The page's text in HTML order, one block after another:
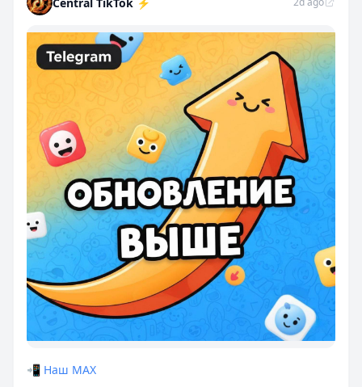
📲 Наш MAX